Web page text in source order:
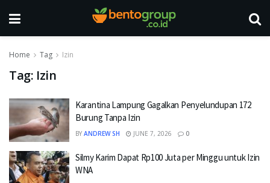
Home Tag Izin
Tag: Izin
Karantina Lampung Gagalkan Penyelundupan 172
Burung Tanpa Izin
BY ANDREW SH JUNE 7, 2026 0
Silmy Karim Dapat Rp100 Juta per Minggu untuk Izin
WNA